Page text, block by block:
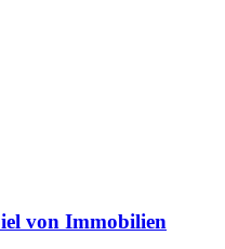
von Immobilien